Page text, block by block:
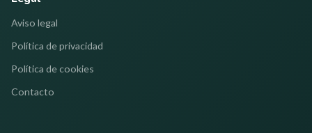
Aviso legal
Política de privacidad
Política de cookies
Contacto